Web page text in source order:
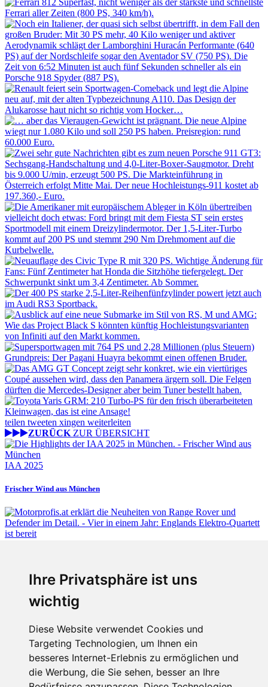
Ihre Privatsphäre ist uns
wichtig
Diese Website verwendet Cookies und
Targeting Technologien, um Ihnen ein
besseres Internet-Erlebnis zu ermöglichen und
die Werbung, die Sie sehen, besser an Ihre
teilen tweeten xingen weiterleiten
ZURÜCK ZUR ÜBERSICHT
IAA 2025
Frischer Wind aus München
Vier in einem Jahr: Englands Elektro-Quartett ist bereit
Fabian Steiner
Auto heißt Auto: Wie man die Klimaanlage bedient (und wie nicht)